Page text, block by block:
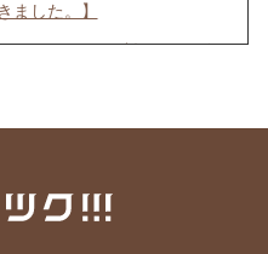
ました。】
さ トイレ？破損のため臨
さ 雨の日キャンペーン❗️】